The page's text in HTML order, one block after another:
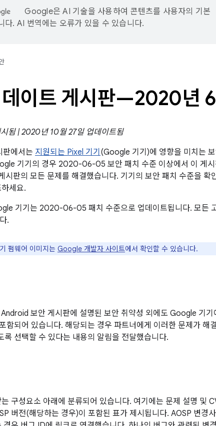
Google은 AI 기술을 사용하여 콘텐츠를 사용자의 기본
다. AI 번역에는 오류가 있을 수 있습니다.
이트 게시판—2020년
됨 | 2020년 10월 27일 업데이트됨
판에서는 지원되는 Pixel 기기 (Google 기기)에 영향을 미치는
기기의 경우 2020-06-05 보안 패치 수준 이상에서 이 게
시판의 모든 문제를 해결했습니다. 기기의 보안 패치 수준을 확
세요.
기기는 2020-06-05 패치 수준으로 업데이트됩니다. 모든
.
펌웨어 이미지는 Google 개발자 사이트에서 확인할 수 있습니다.
보안 게시판에 설명된 보안 취약성 외에도 Google 기기
함되어 있습니다. 해당되는 경우 파트너에게 이러한 문제가 해
록 선택할 수 있다는 내용의 알림을 전달했습니다.
구성요소 아래에 분류되어 있습니다. 여기에는 문제 설명 및
버전(해당하는 경우)이 포함된 표가 제시됩니다. AOSP 변경